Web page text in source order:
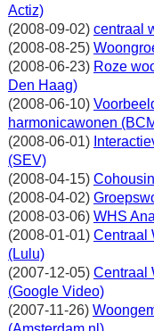
Actiz)
(2008-09-02) centraal
(2008-08-25)
(2008-06-23) Roze
Den Haag)
(2008-06-10)
harmonicawonen
(2008-06-01)
(SEV)
(2008-04-15)
(2008-04-02)
(2008-03-06) WHS
(2008-01-01) Centraal
(Lulu)
(2007-12-05) Centraal
(Google Video)
(2007-11-26)